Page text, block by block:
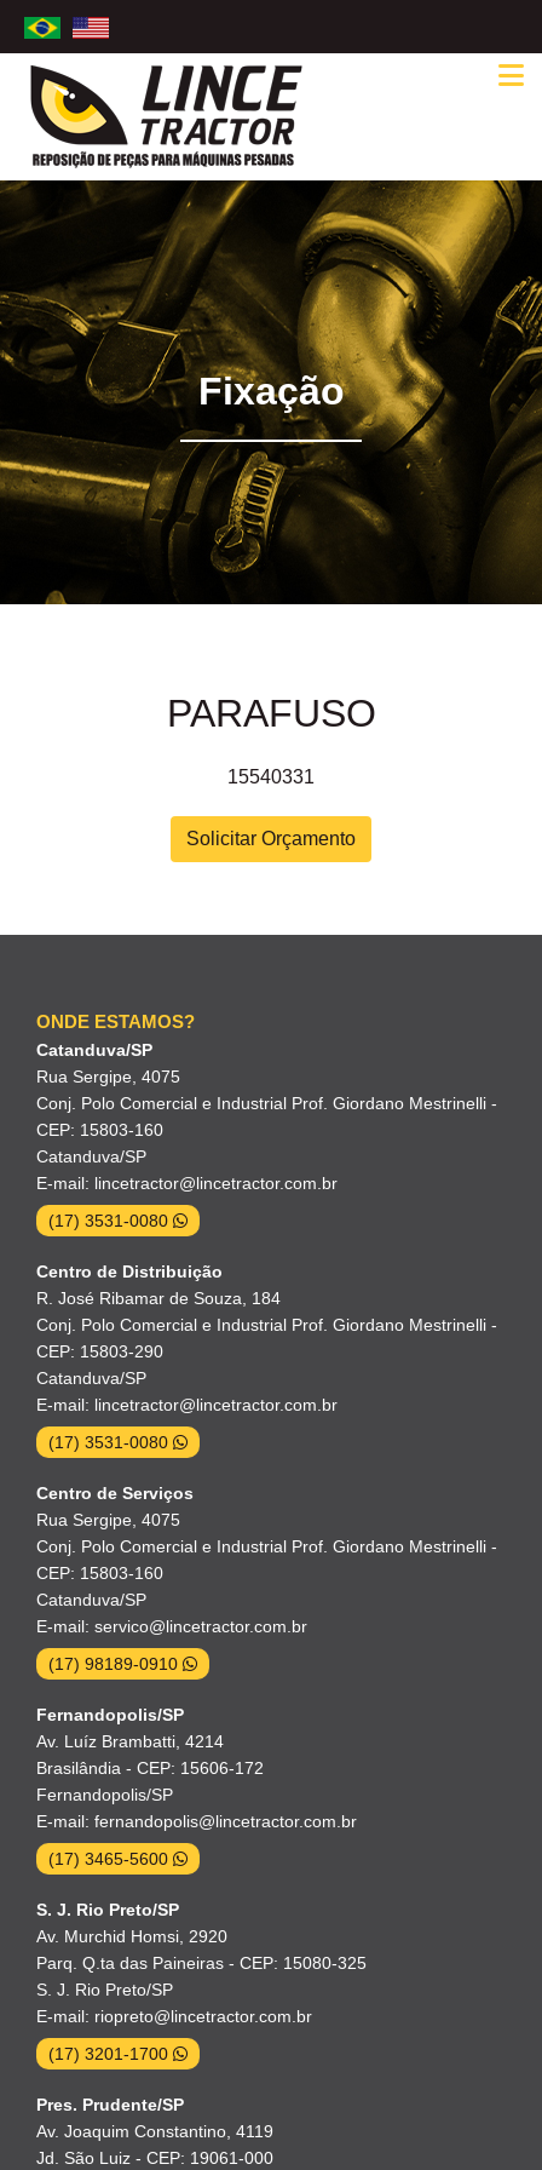
Fixação
PARAFUSO
15540331
Solicitar Orçamento
ONDE ESTAMOS?
Catanduva/SP
Rua Sergipe, 4075
Conj. Polo Comercial e Industrial Prof. Giordano Mestrinelli -
CEP: 15803-160
Catanduva/SP
E-mail: lincetractor@lincetractor.com.br
(17) 3531-0080
Centro de Distribuição
R. José Ribamar de Souza, 184
Conj. Polo Comercial e Industrial Prof. Giordano Mestrinelli -
CEP: 15803-290
Catanduva/SP
E-mail: lincetractor@lincetractor.com.br
(17) 3531-0080
Centro de Serviços
Rua Sergipe, 4075
Conj. Polo Comercial e Industrial Prof. Giordano Mestrinelli -
CEP: 15803-160
Catanduva/SP
E-mail: servico@lincetractor.com.br
(17) 98189-0910
Fernandopolis/SP
Av. Luíz Brambatti, 4214
Brasilândia - CEP: 15606-172
Fernandopolis/SP
E-mail: fernandopolis@lincetractor.com.br
(17) 3465-5600
S. J. Rio Preto/SP
Av. Murchid Homsi, 2920
Parq. Q.ta das Paineiras - CEP: 15080-325
S. J. Rio Preto/SP
E-mail: riopreto@lincetractor.com.br
(17) 3201-1700
Pres. Prudente/SP
Av. Joaquim Constantino, 4119
Jd. São Luiz - CEP: 19061-000